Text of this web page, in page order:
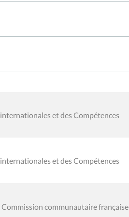
et des Compétences
et des Compétences
communautaire française